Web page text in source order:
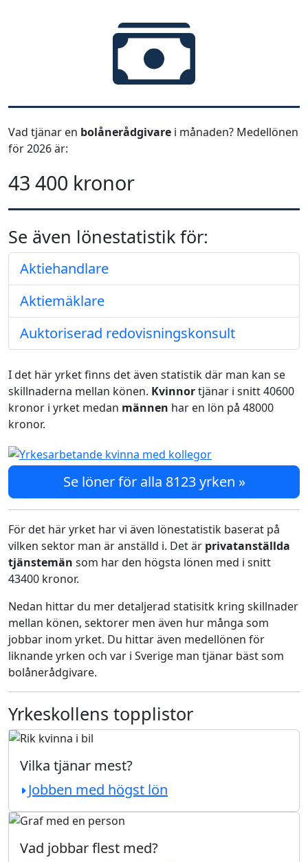
Vad tjänar en bolånerådgivare i månaden? Medellönen
för 2026 är:
43 400 kronor
Se även lönestatistik för:
Aktiehandlare
Aktiemäklare
Auktoriserad redovisningskonsult
I det här yrket finns det även statistik där man kan se
skillnaderna mellan könen. Kvinnortjänar i snitt 40600
kronor i yrket medan männen har en lön på 48000
kronor.
Se löner för alla 8123 yrken »
För det här yrket har vi även lönestatistik baserat på
vilken sektor man är anställd i. Det är privatanställda
tjänstemän som har den högsta lönen med i snitt
43400 kronor.
Nedan hittar du mer detaljerad statisitk kring skillnader
mellan könen, sektorer men även hur många som
jobbar inom yrket. Du hittar även medellönen för
liknande yrken och var i Sverige man tjänar bäst som
bolånerådgivare.
Yrkeskollens topplistor
Vilka tjänar mest?
Jobben med högst lön
Vad jobbar flest med?